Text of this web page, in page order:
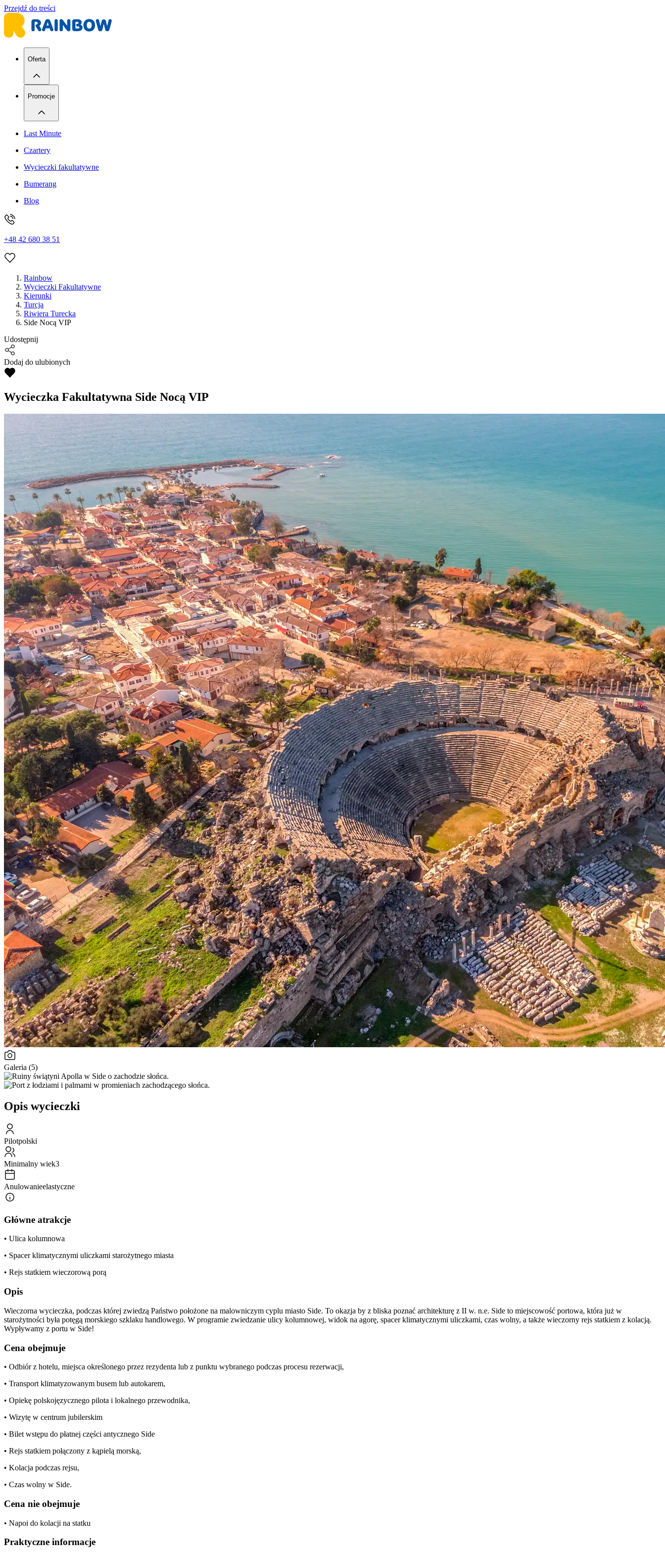
Przejdź do treści
Oferta
Promocje
Last Minute
Czartery
Wycieczki fakultatywne
Bumerang
Blog
+48 42 680 38 51
Rainbow
Wycieczki Fakultatywne
Kierunki
Turcja
Riwiera Turecka
Side Nocą VIP
Udostępnij
Dodaj do ulubionych
Wycieczka Fakultatywna Side Nocą VIP
Galeria (5)
Opis wycieczki
Pilotpolski
Minimalny wiek3
Anulowanieelastyczne
Główne atrakcje
• Ulica kolumnowa
• Spacer klimatycznymi uliczkami starożytnego miasta
• Rejs statkiem wieczorową porą
Opis
Wieczorna wycieczka, podczas której zwiedzą Państwo położone na malowniczym cyplu miasto Side. To okazja by z bliska poznać architekturę z II w. n.e. Side to miejscowość portowa, która już w
starożytności była potęgą morskiego szklaku handlowego. W programie zwiedzanie ulicy kolumnowej, widok na agorę, spacer klimatycznymi uliczkami, czas wolny, a także wieczorny rejs statkiem z kolacją.
Wypływamy z portu w Side!
Cena obejmuje
• Odbiór z hotelu, miejsca określonego przez rezydenta lub z punktu wybranego podczas procesu rezerwacji,
• Transport klimatyzowanym busem lub autokarem,
• Opiekę polskojęzycznego pilota i lokalnego przewodnika,
• Wizytę w centrum jubilerskim
• Bilet wstępu do płatnej części antycznego Side
• Rejs statkiem połączony z kąpielą morską,
• Kolacja podczas rejsu,
• Czas wolny w Side.
Cena nie obejmuje
• Napoi do kolacji na statku
Praktyczne informacje